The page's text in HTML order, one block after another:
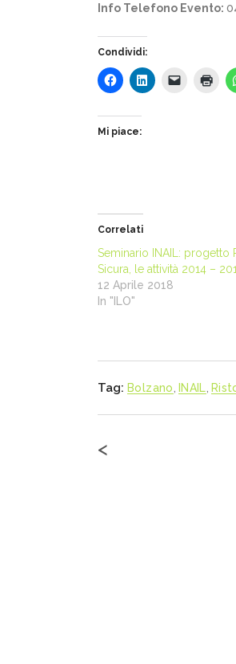
Info Telefono Evento:
Condividi:
Mi piace:
Correlati
Seminario INAIL: progetto
Sicura, le attività 2014 –
12 Aprile 2018
In "ILO"
Tag: Bolzano INAIL
<